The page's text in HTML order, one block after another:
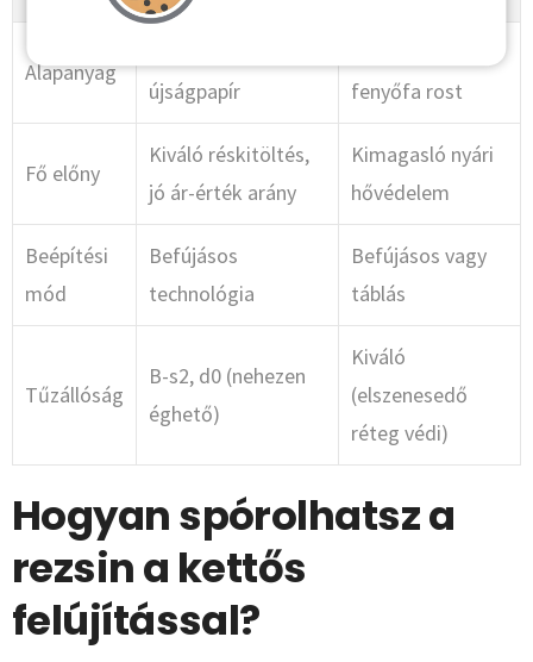
Alapanyag
újságpapír
fenyőfa rost
Fő előny
Kiváló réskitöltés,
jó ár-érték arány
Kimagasló nyári
hővédelem
Beépítési
mód
Befújásos
technológia
Befújásos vagy
táblás
Tűzállóság
B-s2, d0 (nehezen
éghető)
Kiváló
(elszenesedő
réteg védi)
Hogyan spórolhatsz a
rezsin a kettős
felújítással?